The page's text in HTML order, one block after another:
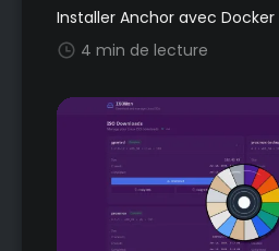
Installer Anchor avec Docker
4 min de lecture